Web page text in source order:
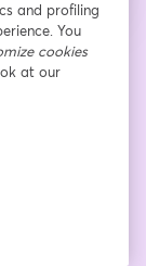
dịch vụ
and profiling
You
cookies
at our